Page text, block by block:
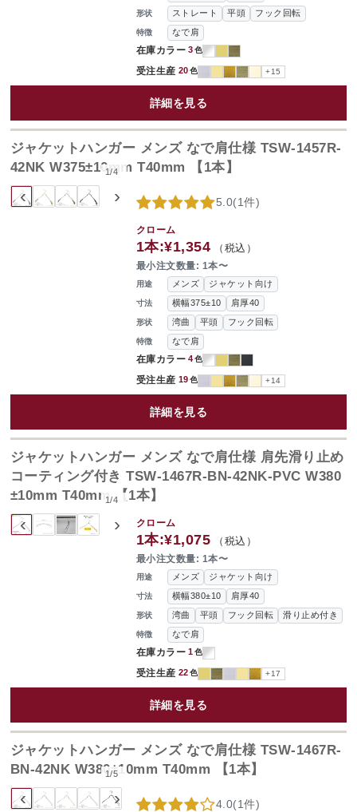
形状 ストレート 平頭 フック回転
特徴 なで肩
在庫カラー 3色
受注生産 20色 +15
詳細を見る
‹ ›
1/4
ジャケットハンガー メンズ なで肩仕様 TSW-1457R-
42NK W375±10mm T40mm 【1本】
用途 メンズ ジャケット向け
寸法 横幅375±10 肩厚40
形状 湾曲 平頭 フック回転
特徴 なで肩
在庫カラー 4色
受注生産 19色 +14
5.0(1件)
クローム
1本:¥1,354 （税込）
最小注文数量: 1本〜
詳細を見る
‹ ›
1/4
ジャケットハンガー メンズ なで肩仕様 肩先滑り止め
コーティング付き TSW-1467R-BN-42NK-PVC W380
±10mm T40mm 【1本】
用途 メンズ ジャケット向け
寸法 横幅380±10 肩厚40
形状 湾曲 平頭 フック回転 滑り止め付き
特徴 なで肩
在庫カラー 1色
受注生産 22色 +17
クローム
1本:¥1,075 （税込）
最小注文数量: 1本〜
詳細を見る
‹ ›
1/5
ジャケットハンガー メンズ なで肩仕様 TSW-1467R-
BN-42NK W380±10mm T40mm 【1本】
4.0(1件)